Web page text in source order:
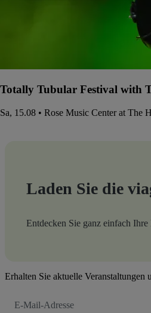
Totally Tubular Festival with
Sa, 15.08 • Rose Music Center at The
Laden Sie die
Entdecken Sie ganz einfach
Erhalten Sie aktuelle
Mail-